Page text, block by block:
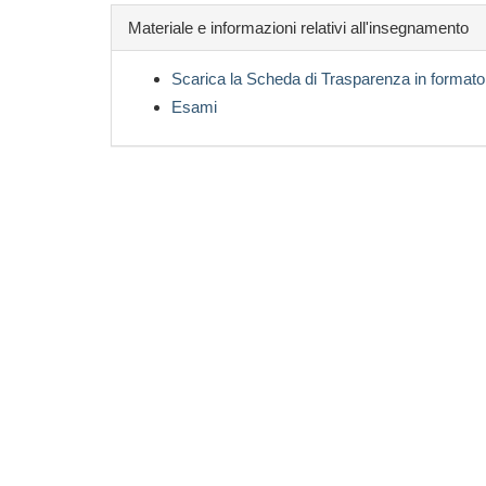
Materiale e informazioni relativi all'insegnamento
Scarica la Scheda di Trasparenza in
Esami